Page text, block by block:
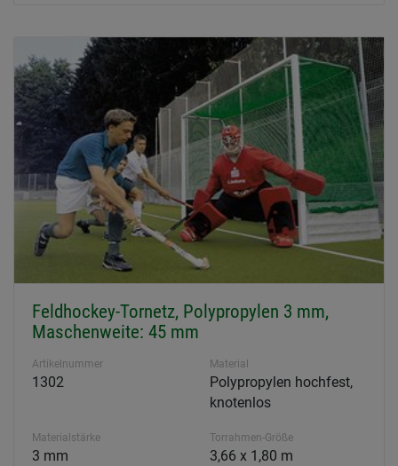
Feldhockey-Tornetz, Polypropylen 3 mm,
Maschenweite: 45 mm
Artikelnummer
1302
Material
Polypropylen hochfest,
knotenlos
Materialstärke
3 mm
Torrahmen-Größe
3,66 x 1,80 m